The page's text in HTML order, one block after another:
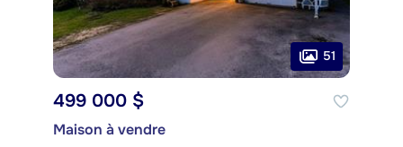
51
499 000 $
Maison à vendre